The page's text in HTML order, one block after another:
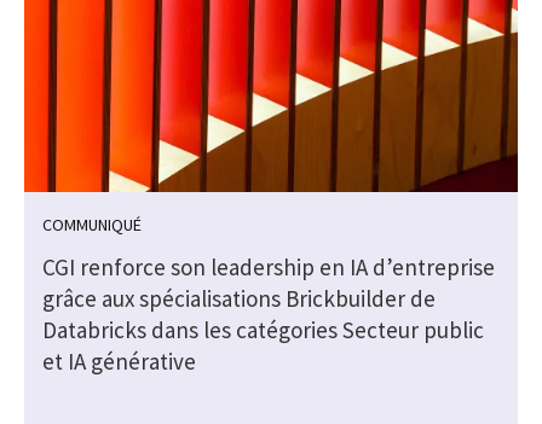
COMMUNIQUÉ
CGI renforce son leadership en IA d’entreprise
grâce aux spécialisations Brickbuilder de
Databricks dans les catégories Secteur public
et IA générative